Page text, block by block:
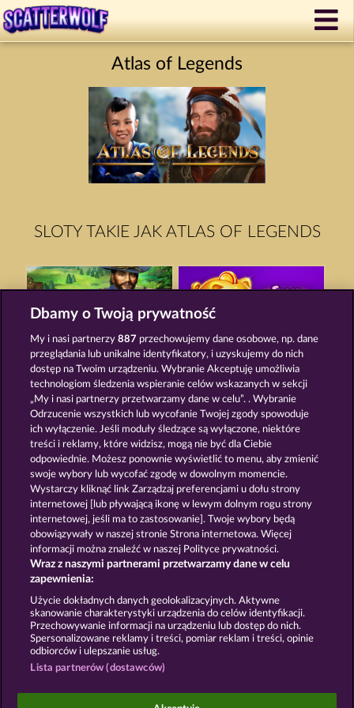
Atlas of Legends
SLOTY TAKIE JAK ATLAS OF LEGENDS
FORT BRAVE SUPER PIGGY COINS
TEXAS TYCOON OLD FISHERMAN
Zasady i warunki Polityka prywatności
Nota prawna Firma FAQ Facebook
Prześlij wniosek o wypłatę
Gry społecznościowe mają przeznaczenie czysto
Dbamy o Twoją prywatność
My i nasi partnerzy887 przechowujemy dane osobowe, np. dane
przeglądania lub unikalne identyfikatory, i uzyskujemy do nich
dostęp na Twoim urządzeniu. Wybranie Akceptuję umożliwia
technologiom śledzenia wspieranie celów wskazanych w sekcji
„My i nasi partnerzy przetwarzamy dane w celu”. . Wybranie
Odrzucenie wszystkich lub wycofanie Twojej zgody spowoduje
ich wyłączenie. Jeśli moduły śledzące są wyłączone, niektóre
treści i reklamy, które widzisz, mogą nie być dla Ciebie
odpowiednie. Możesz ponownie wyświetlić to menu, aby zmienić
swoje wybory lub wycofać zgodę w dowolnym momencie.
Wystarczy kliknąć link Zarządzaj preferencjami u dołu strony
internetowej [lub pływającą ikonę w lewym dolnym rogu strony
internetowej, jeśli ma to zastosowanie]. Twoje wybory będą
obowiązywały w naszej stronie Strona internetowa. Więcej
informacji można znaleźć w naszej Polityce prywatności.
Wraz z naszymi partnerami przetwarzamy dane w celu
zapewnienia:
Użycie dokładnych danych geolokalizacyjnych. Aktywne
skanowanie charakterystyki urządzenia do celów identyfikacji.
Przechowywanie informacji na urządzeniu lub dostęp do nich.
Spersonalizowane reklamy i treści, pomiar reklam i treści, opinie
odbiorców i ulepszanie usług.
Lista partnerów (dostawców)